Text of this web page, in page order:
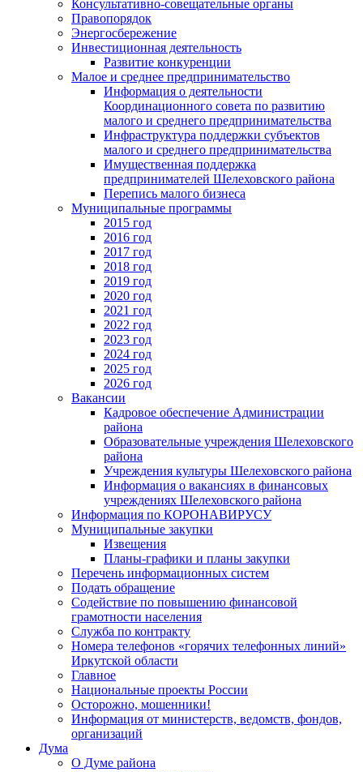
Консультативно-совещательные органы
Правопорядок
Энергосбережение
Инвестиционная деятельность
Развитие конкуренции
Малое и среднее предпринимательство
Информация о деятельности
Координационного совета по развитию
малого и среднего предпринимательства
Инфраструктура поддержки субъектов
малого и среднего предпринимательства
Имущественная поддержка
предпринимателей Шелеховского района
Перепись малого бизнеса
Муниципальные программы
2015 год
2016 год
2017 год
2018 год
2019 год
2020 год
2021 год
2022 год
2023 год
2024 год
2025 год
2026 год
Вакансии
Кадровое обеспечение Администрации
района
Образовательные учреждения Шелеховского
района
Учреждения культуры Шелеховского района
Информация о вакансиях в финансовых
учреждениях Шелеховского района
Информация по КОРОНАВИРУСУ
Муниципальные закупки
Извещения
Планы-графики и планы закупки
Перечень информационных систем
Подать обращение
Содействие по повышению финансовой
грамотности населения
Служба по контракту
Номера телефонов «горячих телефонных линий»
Иркутской области
Главное
Национальные проекты России
Осторожно, мошенники!
Информация от министерств, ведомств, фондов,
организаций
Дума
О Думе района